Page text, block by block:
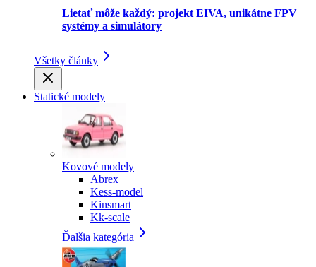
Lietať môže každý: projekt EIVA, unikátne FPV
systémy a simulátory
Všetky články
Statické modely
Kovové modely
Abrex
Kess-model
Kinsmart
Kk-scale
Ďalšia kategória